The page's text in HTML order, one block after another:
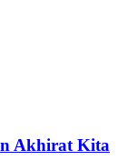
Akhirat Kita